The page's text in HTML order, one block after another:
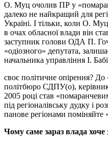
О. Муц очолив ПР у
далеко не найкращий для
Україні. І тільки, коли О. Муц
в очах обласної влади він
заступник голови ОДА П.
«одіозного» депутата,
начальника управління І.
своє політичне опірення?
політбюро СДПУ(о), керівник
2005 році став
під регіоналівську дудку і
панове регіонами
Чому саме зараз влада